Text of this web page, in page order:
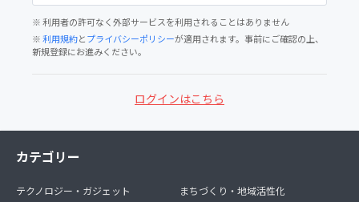
※ 利用者の許可なく外部サービスを利用されることはありません
※利用規約とプライバシーポリシーが適用されます。事前にご確認の上、
新規登録にお進みください。
ログインはこちら
カテゴリー
テクノロジー・ガジェット
まちづくり・地域活性化